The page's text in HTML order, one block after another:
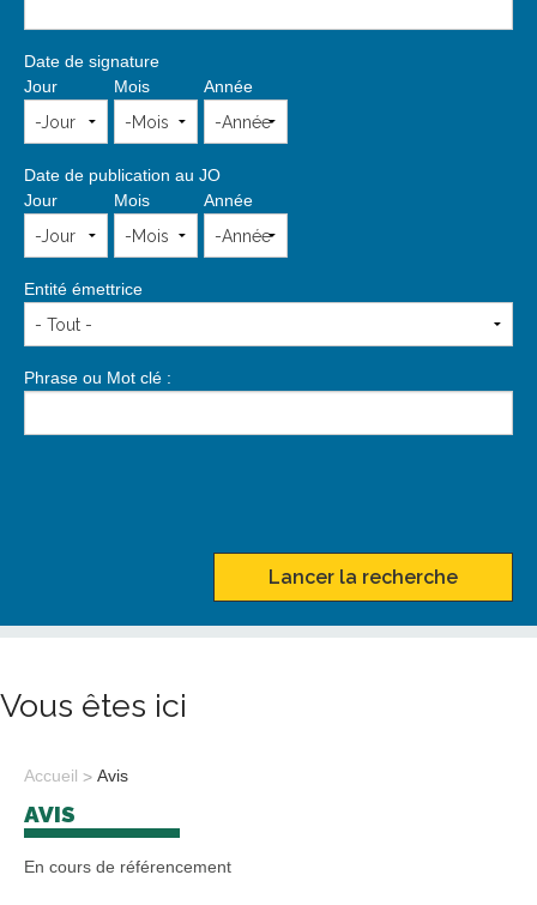
Date de signature
Jour
Mois Année
Date de publication au JO
Jour
Mois Année
Entité émettrice
Phrase ou Mot clé :
Lancer la recherche
Vous êtes ici
Accueil Avis
AVIS
En cours de référencement